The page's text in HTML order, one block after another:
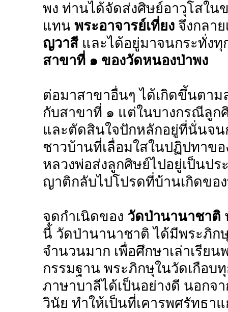
พง ท่านได้จัดส่งศิษย์อาวุโสใน
แทน พระอาจารย์เที่ยงจึงกลาย
ญวาสีและได้อยู่มาจนกระทั่ง
สาขาที่ ๑ ของวัดหนองป่าพง
ต่อมาสาขาอื่นๆ ได้เกิดขึ้นตา
กับสาขาที่ ๑ แต่ในบางกรณีลูก
และตัดสินใจปักหลักอยู่ที่นั่นจน
ชาวบ้านที่เลื่อมใสในปฏิปทาข
หลวงพ่อส่งลูกศิษย์ไปอยู่เป็นป
ญาติกลับไปโปรดที่บ้านเกิดของ
จุดกำเนิดของ วัดป่านานาชาติ
นี้ วัดป่านานาชาติ ได้มีพระภิก
จำนวนมาก เพื่อศึกษาเล่าเรีย
กรรมฐาน พระภิกษุในวัดเกือบ
ภาษาบาลีได้เป็นอย่างดี นอกจ
วินัย ทำให้เป็นที่เคารพศรัทธา